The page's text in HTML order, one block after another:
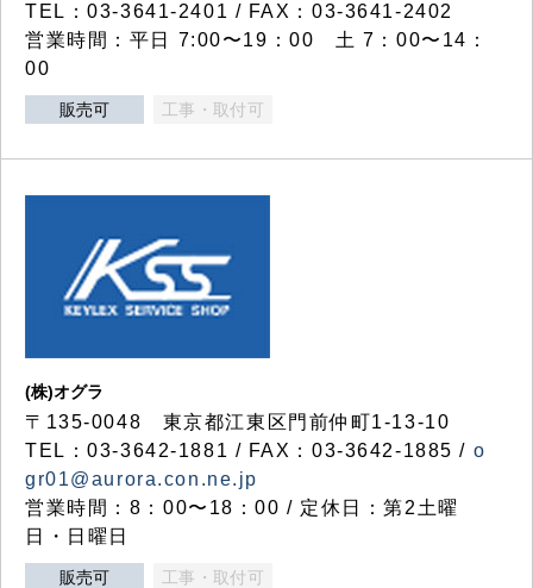
TEL：03-3641-2401 / FAX：03-3641-2402
営業時間：平日 7:00〜19：00 土 7：00〜14：
00
販売可 工事・取付可
(株)オグラ
〒135-0048 東京都江東区門前仲町1-13-10
TEL：03-3642-1881 / FAX：03-3642-1885 / o
gr01@aurora.con.ne.jp
営業時間：8：00〜18：00 / 定休日：第2土曜
日・日曜日
販売可 工事・取付可